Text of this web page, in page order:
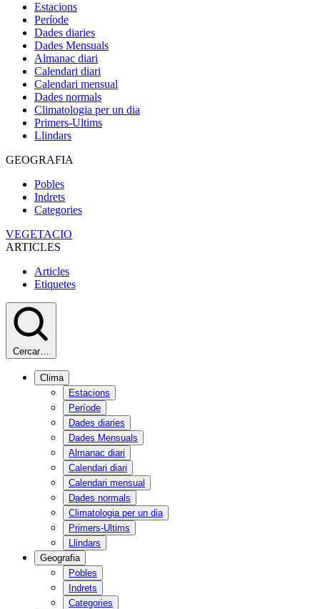
Estacions
Període
Dades diaries
Dades Mensuals
Almanac diari
Calendari diari
Calendari mensual
Dades normals
Climatologia per un dia
Primers-Ultims
Llindars
GEOGRAFIA
Pobles
Indrets
Categories
VEGETACIO
ARTICLES
Articles
Etiquetes
Cercar…
Clima
Estacions
Període
Dades diaries
Dades Mensuals
Almanac diari
Calendari diari
Calendari mensual
Dades normals
Climatologia per un dia
Primers-Ultims
Llindars
Geografia
Pobles
Indrets
Categories